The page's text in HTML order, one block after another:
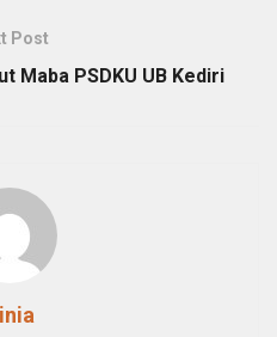
Post
Maba PSDKU UB Kediri